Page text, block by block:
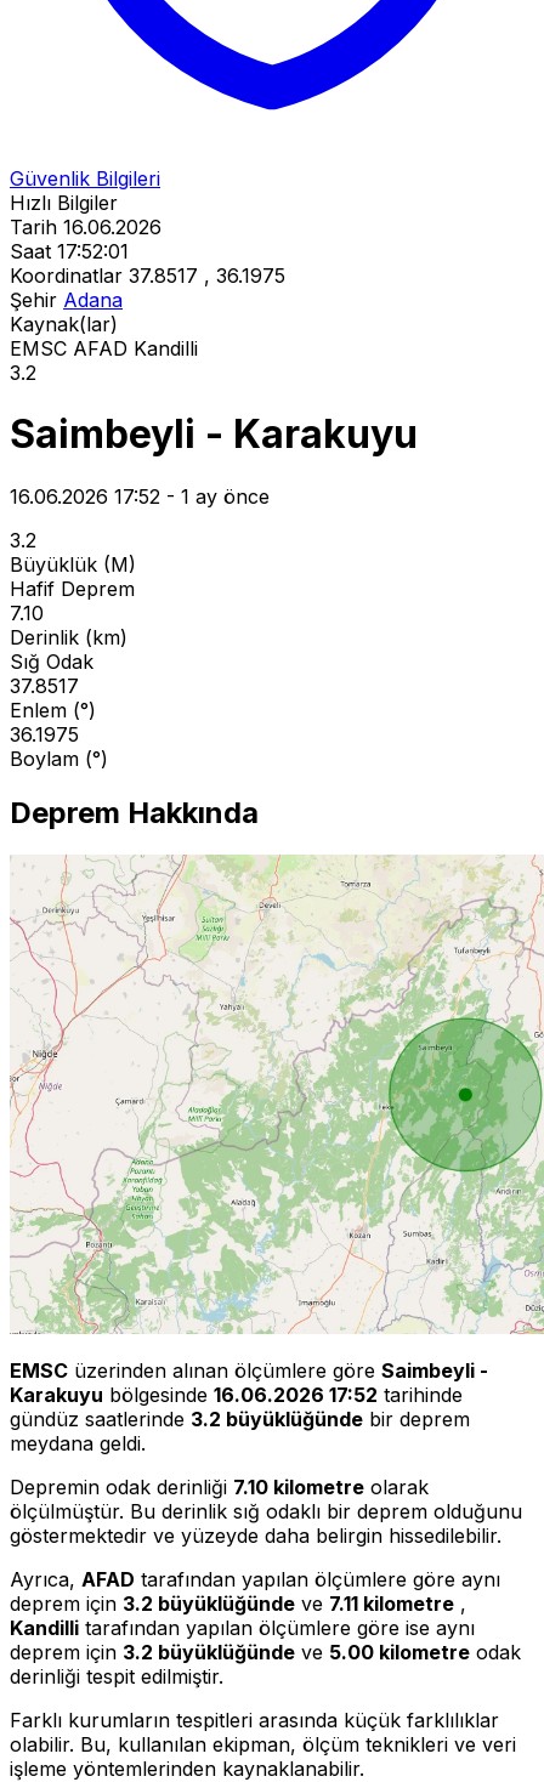
Güvenlik Bilgileri
Hızlı Bilgiler
Tarih 16.06.2026
Saat 17:52:01
Koordinatlar 37.8517 , 36.1975
Şehir Adana
Kaynak(lar)
EMSC AFAD Kandilli
3.2
Saimbeyli - Karakuyu
16.06.2026 17:52 - 1 ay önce
3.2
Büyüklük (M)
Hafif Deprem
7.10
Derinlik (km)
Sığ Odak
37.8517
Enlem (°)
36.1975
Boylam (°)
Deprem Hakkında
EMSC üzerinden alınan ölçümlere göre Saimbeyli -
Karakuyu bölgesinde 16.06.2026 17:52 tarihinde
gündüz saatlerinde 3.2 büyüklüğünde bir deprem
meydana geldi.
Depremin odak derinliği 7.10 kilometre olarak
ölçülmüştür. Bu derinlik sığ odaklı bir deprem olduğunu
göstermektedir ve yüzeyde daha belirgin hissedilebilir.
Ayrıca, AFAD tarafından yapılan ölçümlere göre aynı
deprem için 3.2 büyüklüğünde ve 7.11 kilometre ,
Kandilli tarafından yapılan ölçümlere göre ise aynı
deprem için 3.2 büyüklüğünde ve 5.00 kilometre odak
derinliği tespit edilmiştir.
Farklı kurumların tespitleri arasında küçük farklılıklar
olabilir. Bu, kullanılan ekipman, ölçüm teknikleri ve veri
işleme yöntemlerinden kaynaklanabilir.